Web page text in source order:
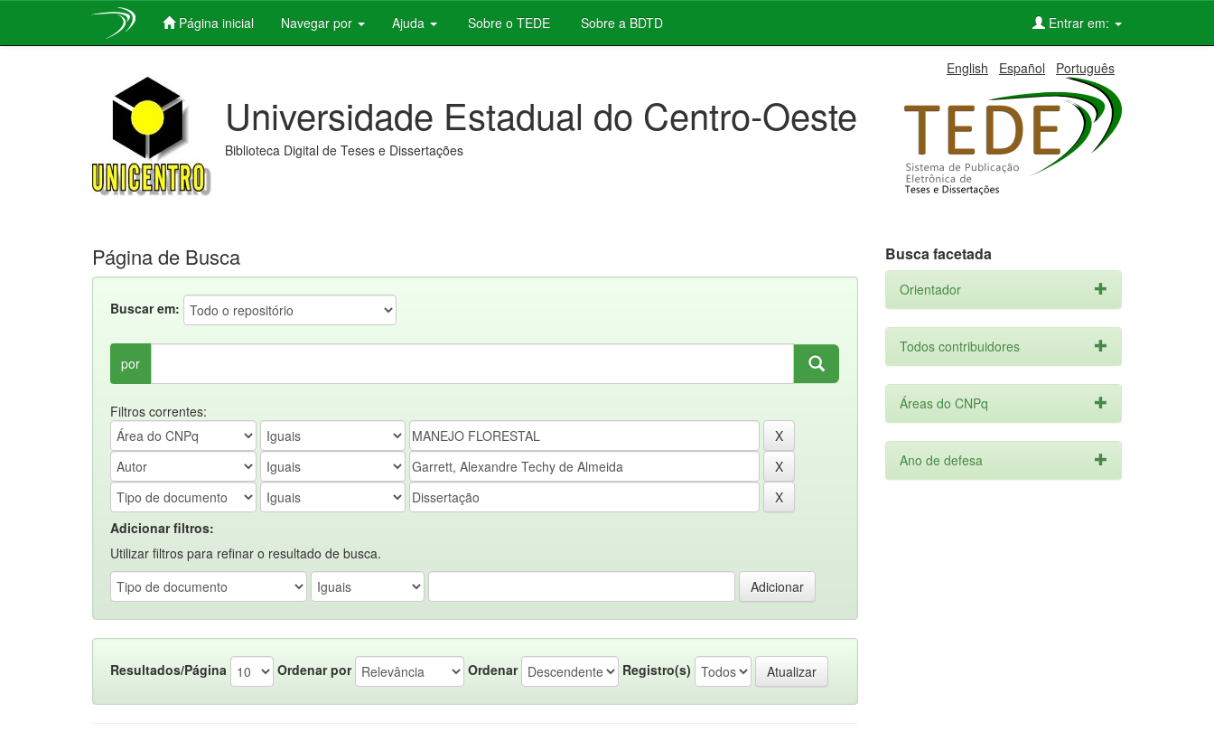
Página inicial Navegar por Ajuda Sobre o TEDE Sobre a BDTD Entrar em:
English Español Português
Universidade Estadual do Centro-Oeste
Biblioteca Digital de Teses e Dissertações
Página de Busca
Buscar em:
por
Filtros correntes:
Adicionar filtros:
Utilizar filtros para refinar o resultado de busca.
Resultados/Página Ordenar por Ordenar Registro(s)
Busca facetada
Orientador
Todos contribuidores
Áreas do CNPq
Ano de defesa